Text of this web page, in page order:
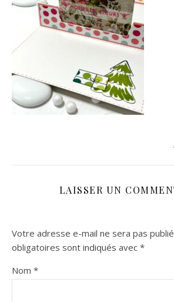
LAISSER UN
Votre adresse e-mail ne sera pas
obligatoires sont indiqués avec *
Nom *